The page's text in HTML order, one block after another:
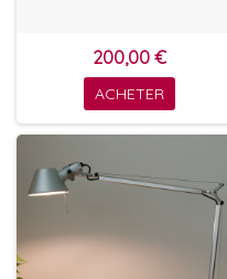
200,00 €
ACHETER